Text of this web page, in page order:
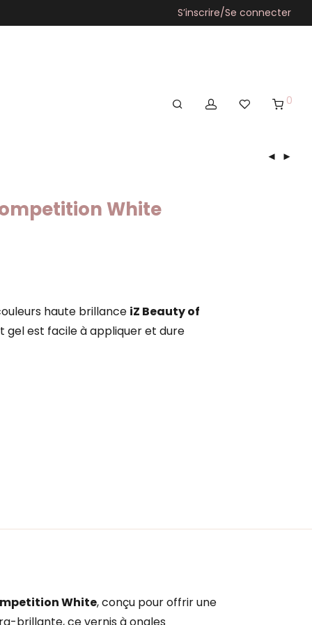
S’inscrire/Se connecter
0
White
haute brillance iZ Beauty of
gel est facile à appliquer et dure
White, conçu pour offrir une